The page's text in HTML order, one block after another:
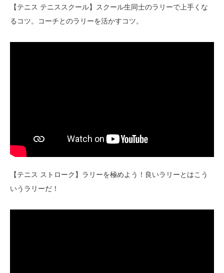
【テニス テニススクール】スクール生同士のラリーで上手くな
るコツ。コーチとのラリーを活かすコツ。
【テニス ストローク】ラリーを極めよう！良いラリーとはこう
いうラリーだ！